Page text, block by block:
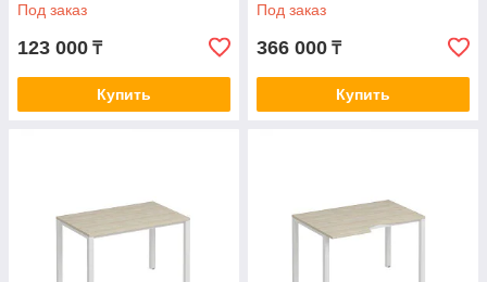
Под заказ
123 000 ₸
Купить
Под заказ
366 000 ₸
Купить